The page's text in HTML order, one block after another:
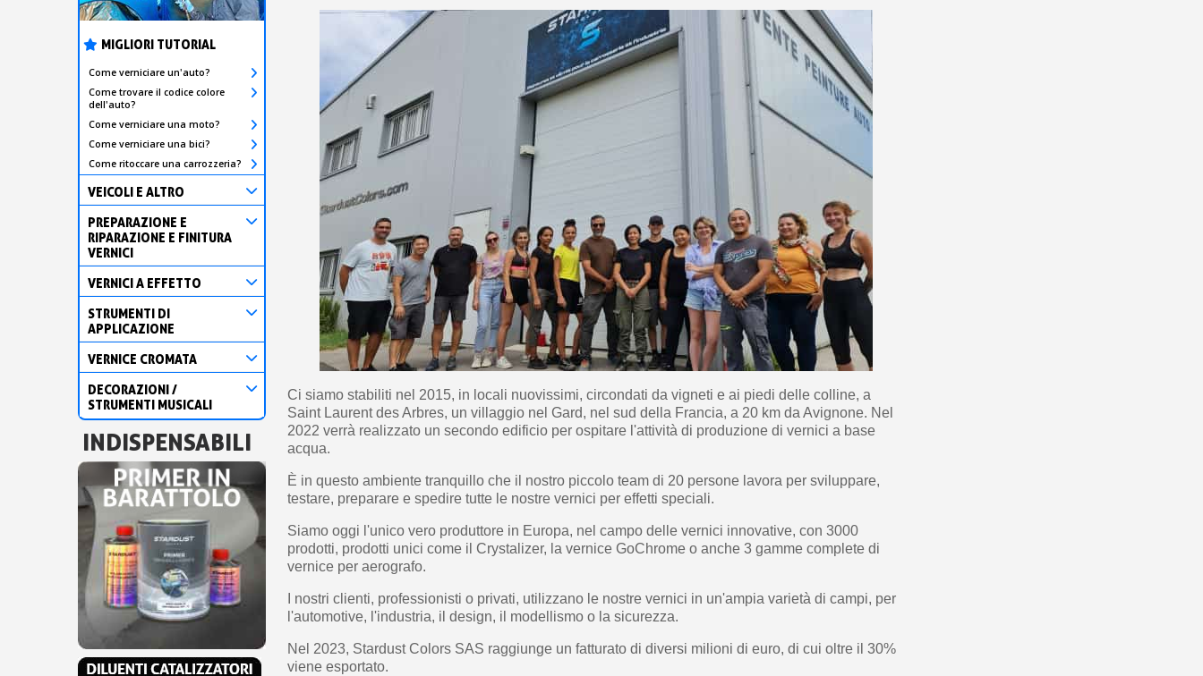
10€ di buono shopping per ogni referral
Iscriviti alla newsletter: 5€ di sconto
MIGLIORI TUTORIAL
Come verniciare un'auto?
Come trovare il codice colore
dell'auto?
Come verniciare una moto?
Come verniciare una bici?
Come ritoccare una carrozzeria?
VEICOLI E ALTRO
PREPARAZIONE E
RIPARAZIONE E FINITURA
VERNICI
VERNICI A EFFETTO
STRUMENTI DI
APPLICAZIONE
VERNICE CROMATA
DECORAZIONI /
STRUMENTI MUSICALI
INDISPENSABILI
Ci siamo stabiliti nel 2015, in locali nuovissimi, circondati da vigneti e ai piedi delle colline, a
Saint Laurent des Arbres, un villaggio nel Gard, nel sud della Francia, a 20 km da Avignone. Nel
2022 verrà realizzato un secondo edificio per ospitare l'attività di produzione di vernici a base
acqua.
È in questo ambiente tranquillo che il nostro piccolo team di 20 persone lavora per sviluppare,
testare, preparare e spedire tutte le nostre vernici per effetti speciali.
Siamo oggi l'unico vero produttore in Europa, nel campo delle vernici innovative, con 3000
prodotti, prodotti unici come il Crystalizer, la vernice GoChrome o anche 3 gamme complete di
vernice per aerografo.
I nostri clienti, professionisti o privati, utilizzano le nostre vernici in un'ampia varietà di campi, per
l'automotive, l'industria, il design, il modellismo o la sicurezza.
Nel 2023, Stardust Colors SAS raggiunge un fatturato di diversi milioni di euro, di cui oltre il 30%
viene esportato.